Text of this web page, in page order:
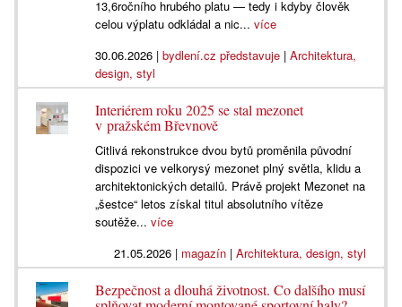
13,6ročního hrubého platu — tedy i kdyby člověk
celou výplatu odkládal a nic...více
30.06.2026 |bydlení.cz představuje |Architektura,
design, styl
Interiérem roku 2025 se stal mezonet
v pražském Břevnově
Citlivá rekonstrukce dvou bytů proměnila původní
dispozici ve velkorysý mezonet plný světla, klidu a
architektonických detailů. Právě projekt Mezonet na
„šestce“ letos získal titul absolutního vítěze
soutěže...více
21.05.2026| magazín| Architektura, design, styl
Bezpečnost a dlouhá životnost. Co dalšího musí